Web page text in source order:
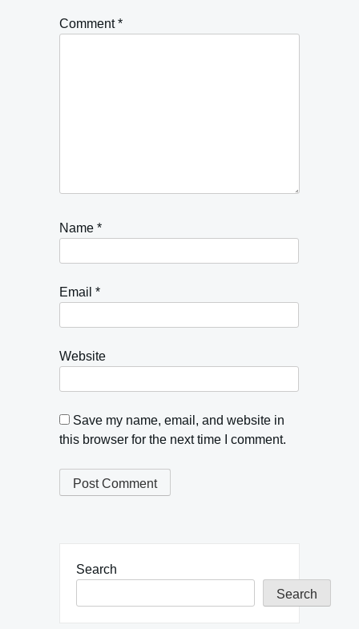
Comment*
Name *
Email *
Website
Save my name, email, and website in
this browser for the next time I comment.
Search
Search